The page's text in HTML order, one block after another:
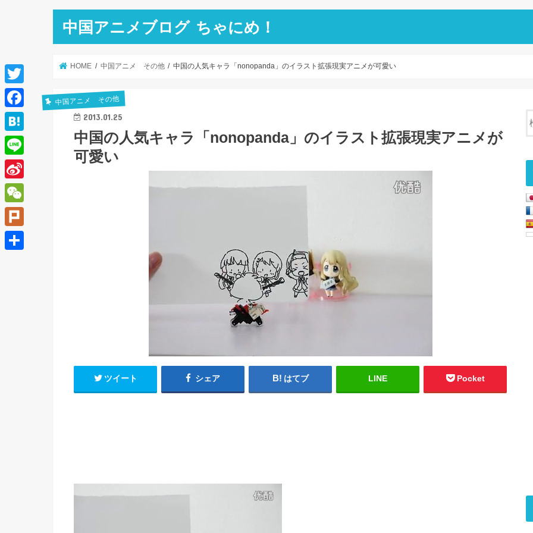
中国アニメブログ ちゃにめ！
HOME 中国アニメ その他 中国の人気キャラ「nonopanda」のイラスト拡張現実アニメが可愛い
中国アニメ その他
2013.01.25
中国の人気キャラ「nonopanda」のイラスト拡張現実アニメが
可愛い
ツイート シェア はてブ LINE Pocket
T
w
i
t
e
r
F
a
c
e
b
o
o
k
H
a
t
e
a
L
i
n
e
S
i
n
a
W
e
C
P